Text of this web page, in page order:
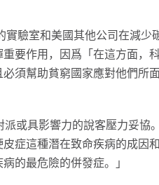
驗室和美國其他公司在減少
要作用，因爲「在這方面，
須幫助貧窮國家應對他們所
或具影響力的說客壓力妥協
症這種潛在致命疾病的成因
的最危險的併發症。」